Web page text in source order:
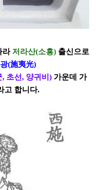
라 저라산(소흥) 출신으로
(施夷光)
, 초선, 양귀비 ) 가운데 가
고 합니다.